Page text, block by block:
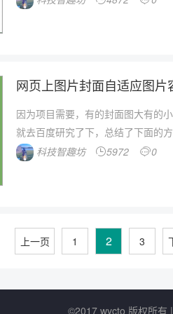
网页上图片封面自适应图
因为项目需要，有的封面图大有的
就去百度研究了下，总结了下面的
科技智趣坊
5972 0
上一页 1 2 3
©2017 wycto 版权所有 |